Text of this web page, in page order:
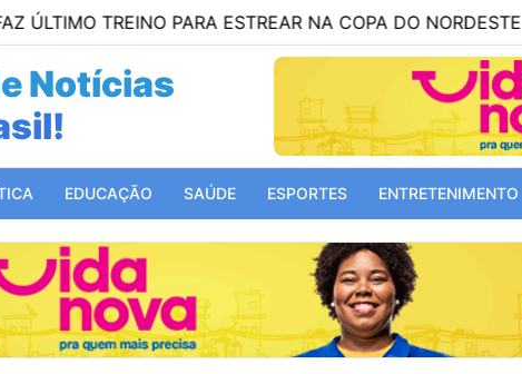
TREINO PARA ESTREAR NA COPA DO NORDESTE 12:51
Notícias
EDUCAÇÃO SAÚDE ESPORTES ENTRETENIMENTO